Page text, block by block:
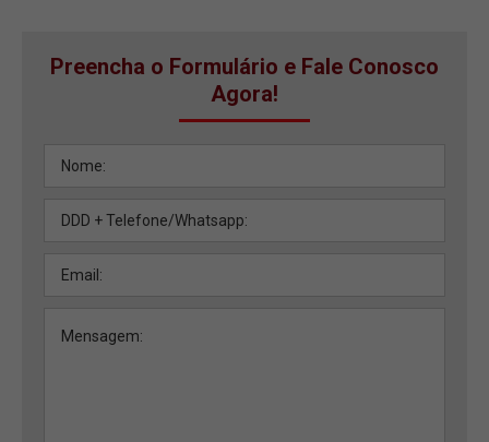
Preencha o Formulário e Fale Conosco
Agora!